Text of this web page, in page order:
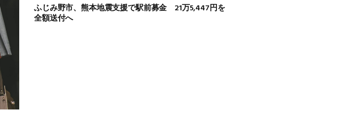
ふじみ野市、熊本地震支援で駅前募金 21万5,447円を
全額送付へ